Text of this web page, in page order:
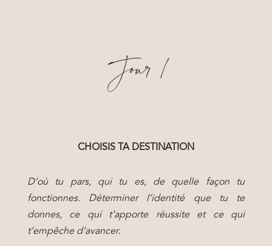
Jour 1
CHOISIS TA DESTINATION
D’où tu pars, qui tu es, de quelle façon tu
fonctionnes. Déterminer l’identité que tu te
donnes, ce qui t’apporte réussite et ce qui
t’empêche d’avancer.